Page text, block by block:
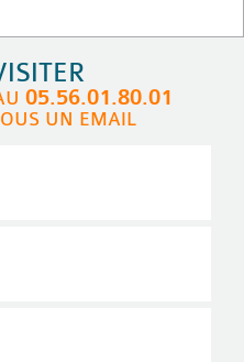
05.56.01.80.01
UN EMAIL